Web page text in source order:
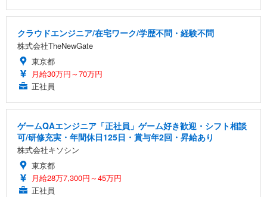
クラウドエンジニア/在宅ワーク/学歴不問・経験不問
株式会社TheNewGate
東京都
月給30万円～70万円
正社員
ゲームQAエンジニア「正社員」ゲーム好き歓迎・シフト相談
可/研修充実・年間休日125日・賞与年2回・昇給あり
株式会社キソシン
東京都
月給28万7,300円～45万円
正社員